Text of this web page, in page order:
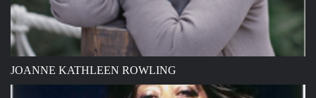
JOANNE KATHLEEN ROWLING